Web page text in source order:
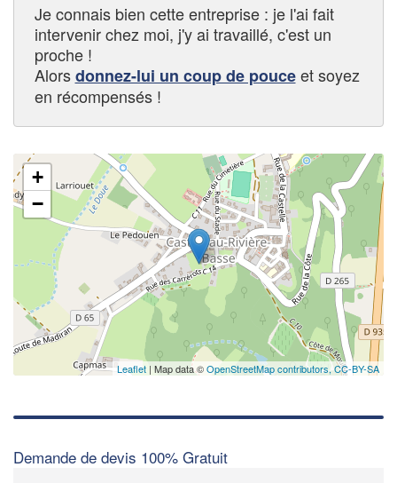
Je connais bien cette entreprise : je l'ai fait
intervenir chez moi, j'y ai travaillé, c'est un
proche !
Alorsdonnez-lui un coup de pouceet soyez
en récompensés !
+
−
Leaflet | Map data ©OpenStreetMap contributors,CC-BY-SA
Demande de devis 100% Gratuit